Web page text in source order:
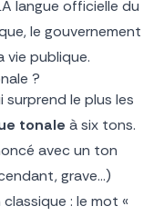
langue officielle du
le gouvernement
vie publique.
?
le plus les
tonale à six tons.
avec un ton
grave…)
: le mot «